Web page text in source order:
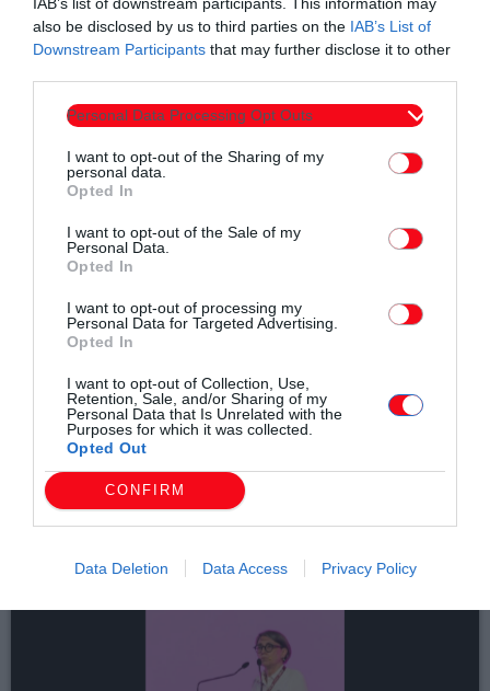
also be disclosed by us to third parties on the IAB’s List of
Downstream Participants that may further disclose it to other
Personal Data Processing Opt Outs
I want to opt-out of the Sharing of my
personal data.
Opted In
I want to opt-out of the Sale of my
Personal Data.
Opted In
I want to opt-out of processing my
Personal Data for Targeted Advertising.
Opted In
I want to opt-out of Collection, Use,
Retention, Sale, and/or Sharing of my
Personal Data that Is Unrelated with the
Purposes for which it was collected.
Opted Out
CONFIRM
Data Deletion Data Access Privacy Policy
ουσιαστικές παρεμβάσεις που θα ανταποκρίνονται στις
πραγματικές ανάγκες των
κτηνοτρόφων.
Οι κτηνοτρόφοι αξίζουν περισσότερα από ανούσιες
γραφειοκρατικές παγίδες
Συντάχθηκε από: ERKO
email